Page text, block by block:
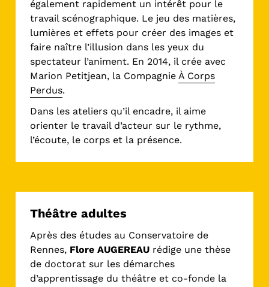
également rapidement un intérêt pour le
travail scénographique. Le jeu des matières,
lumières et effets pour créer des images et
faire naître l’illusion dans les yeux du
spectateur l’animent. En 2014, il crée avec
Marion Petitjean, la Compagnie À Corps
Perdus.
Dans les ateliers qu’il encadre, il aime
orienter le travail d’acteur sur le rythme,
l’écoute, le corps et la présence.
Théâtre adultes
Après des études au Conservatoire de
Rennes, Flore AUGEREAU rédige une thèse
de doctorat sur les démarches
d’apprentissage du théâtre et co-fonde la